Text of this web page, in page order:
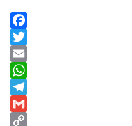
F
a
c
e
b
o
T
w
t
E
m
a
W
h
a
T
eG